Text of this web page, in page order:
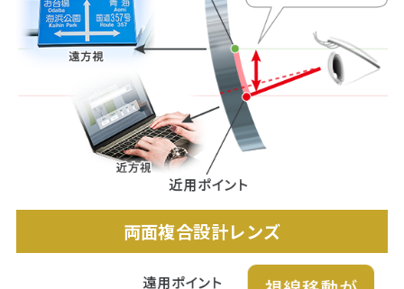
両面複合設計レンズ